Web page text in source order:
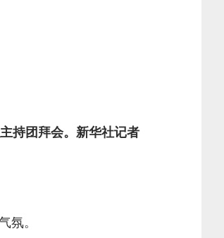
持团拜会。新华社记者
氛。